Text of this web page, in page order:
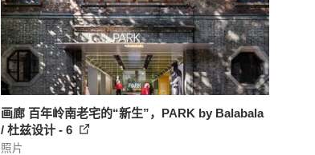
画廊 百年岭南老宅的“新生”，PARK by Balabala
/ 杜兹设计 - 6
照片